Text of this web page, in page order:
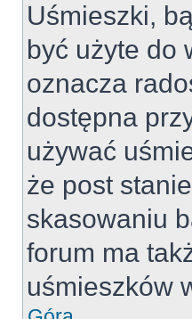
Uśmieszki,
być użyte do
oznacza
dostępna
używać
że post
skasowaniu
forum ma
uśmieszków